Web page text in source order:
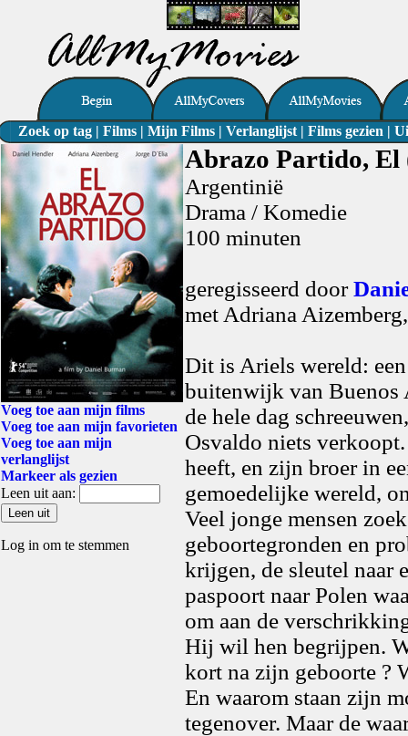
Zoek op tag | Films | Mijn Films | Verlanglijst | Films gezien |
Voeg toe aan mijn films
Voeg toe aan mijn favorieten
Voeg toe aan mijn
verlanglijst
Markeer als gezien
Leen uit aan:
Log in om te stemmen
Abrazo Partido, El
Argentinië
Drama / Komedie
100 minuten
geregisseerd door
met Adriana
Dit is Ariels wereld:
buitenwijk van Buenos
de hele dag
Osvaldo niets
heeft, en zijn broer in
gemoedelijke wereld,
Veel jonge mensen
geboortegronden en
krijgen, de sleutel naar
paspoort naar Polen
om aan de
Hij wil hen begrijpen.
kort na zijn geboorte ?
En waarom staan zijn
tegenover. Maar de